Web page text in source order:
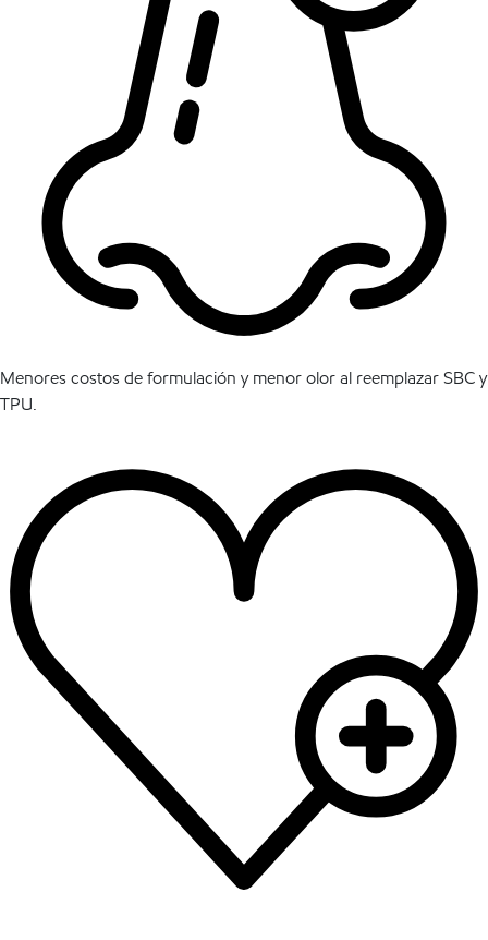
Menores costos de formulación y menor olor al reemplazar SBC y
TPU.